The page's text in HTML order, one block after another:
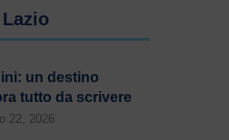
Lazio
un destino
tutto da scrivere
22, 2026